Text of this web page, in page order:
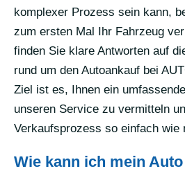
komplexer Prozess sein kann,
zum ersten Mal Ihr Fahrzeug
finden Sie klare Antworten auf
rund um den Autoankauf bei
Ziel ist es, Ihnen ein
unseren Service zu vermitteln
Verkaufsprozess so einfach wie
Wie kann ich mein